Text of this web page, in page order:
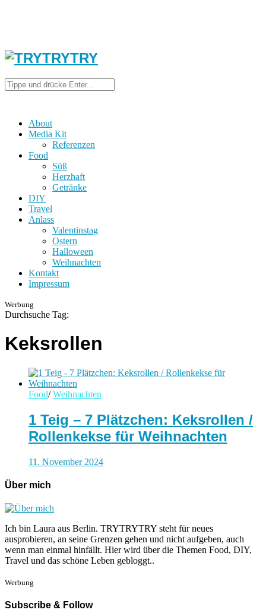
About
Media Kit
Referenzen
Food
Süß
Herzhaft
Getränke
DIY
Travel
Anlass
Valentinstag
Ostern
Halloween
Weihnachten
Kontakt
Impressum
Werbung
Durchsuche Tag:
Keksrollen
Food/ Weihnachten
1 Teig – 7 Plätzchen: Keksrollen /
Rollenkekse für Weihnachten
11. November 2024
Über mich
Ich bin Laura aus Berlin. TRYTRYTRY steht für neues
ausprobieren, an seine Grenzen gehen und nicht aufgeben, auch
wenn man einmal hinfällt. Hier wird über die Themen Food, DIY,
Travel und das schöne Leben gebloggt..
Werbung
Subscribe & Follow